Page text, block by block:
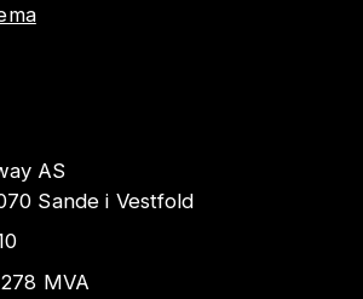
AS
Sande i Vestfold
MVA